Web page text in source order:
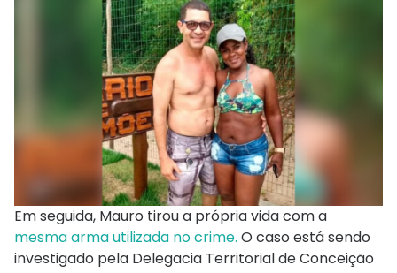
Em seguida, Mauro tirou a própria vida com a
mesma arma utilizada no crime. O caso está sendo
investigado pela Delegacia Territorial de Conceição